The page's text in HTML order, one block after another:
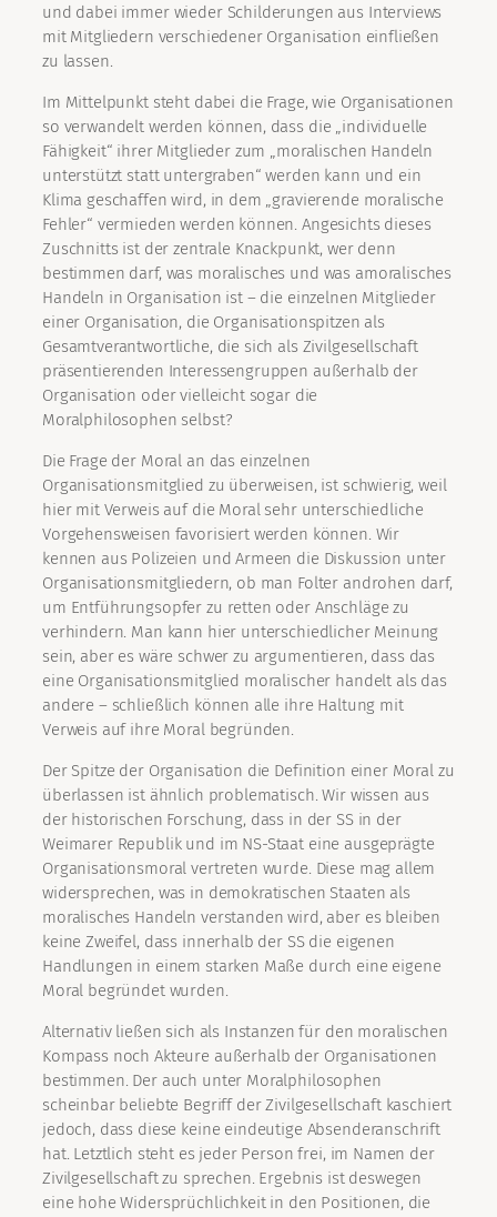
und dabei immer wieder Schilderungen aus Interviews
mit Mitgliedern verschiedener Organisation einfließen
zu lassen.
Im Mittelpunkt steht dabei die Frage, wie Organisationen
so verwandelt werden können, dass die „individuelle
Fähigkeit“ ihrer Mitglieder zum „moralischen Handeln
unterstützt statt untergraben“ werden kann und ein
Klima geschaffen wird, in dem „gravierende moralische
Fehler“ vermieden werden können. Angesichts dieses
Zuschnitts ist der zentrale Knackpunkt, wer denn
bestimmen darf, was moralisches und was amoralisches
Handeln in Organisation ist – die einzelnen Mitglieder
einer Organisation, die Organisationspitzen als
Gesamtverantwortliche, die sich als Zivilgesellschaft
präsentierenden Interessengruppen außerhalb der
Organisation oder vielleicht sogar die
Moralphilosophen selbst?
Die Frage der Moral an das einzelnen
Organisationsmitglied zu überweisen, ist schwierig, weil
hier mit Verweis auf die Moral sehr unterschiedliche
Vorgehensweisen favorisiert werden können. Wir
kennen aus Polizeien und Armeen die Diskussion unter
Organisationsmitgliedern, ob man Folter androhen darf,
um Entführungsopfer zu retten oder Anschläge zu
verhindern. Man kann hier unterschiedlicher Meinung
sein, aber es wäre schwer zu argumentieren, dass das
eine Organisationsmitglied moralischer handelt als das
andere – schließlich können alle ihre Haltung mit
Verweis auf ihre Moral begründen.
Der Spitze der Organisation die Definition einer Moral zu
überlassen ist ähnlich problematisch. Wir wissen aus
der historischen Forschung, dass in der SS in der
Weimarer Republik und im NS-Staat eine ausgeprägte
Organisationsmoral vertreten wurde. Diese mag allem
widersprechen, was in demokratischen Staaten als
moralisches Handeln verstanden wird, aber es bleiben
keine Zweifel, dass innerhalb der SS die eigenen
Handlungen in einem starken Maße durch eine eigene
Moral begründet wurden.
Alternativ ließen sich als Instanzen für den moralischen
Kompass noch Akteure außerhalb der Organisationen
bestimmen. Der auch unter Moralphilosophen
scheinbar beliebte Begriff der Zivilgesellschaft kaschiert
jedoch, dass diese keine eindeutige Absenderanschrift
hat. Letztlich steht es jeder Person frei, im Namen der
Zivilgesellschaft zu sprechen. Ergebnis ist deswegen
eine hohe Widersprüchlichkeit in den Positionen, die